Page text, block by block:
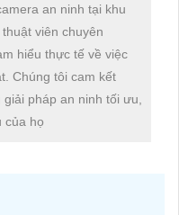
an ninh tại khu
viên chuyên
hiểu thực tế về việc
Chúng tôi cam kết
pháp an ninh tối ưu,
của họ